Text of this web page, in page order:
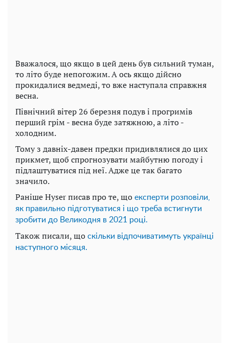
Вважалося, що якщо в цей день був сильний туман,
то літо буде непогожим. А ось якщо дійсно
прокидалися ведмеді, то вже наступала справжня
весна.
Північний вітер 26 березня подув і прогримів
перший грім - весна буде затяжною, а літо -
холодним.
Тому з давніх-давен предки придивлялися до цих
прикмет, щоб спрогнозувати майбутню погоду і
підлаштуватися під неї. Адже це так багато
значило.
Раніше Hyser писав про те, що експерти розповіли,
як правильно підготуватися і що треба встигнути
зробити до Великодня в 2021 році.
Також писали, що скільки відпочиватимуть українці
наступного місяця.